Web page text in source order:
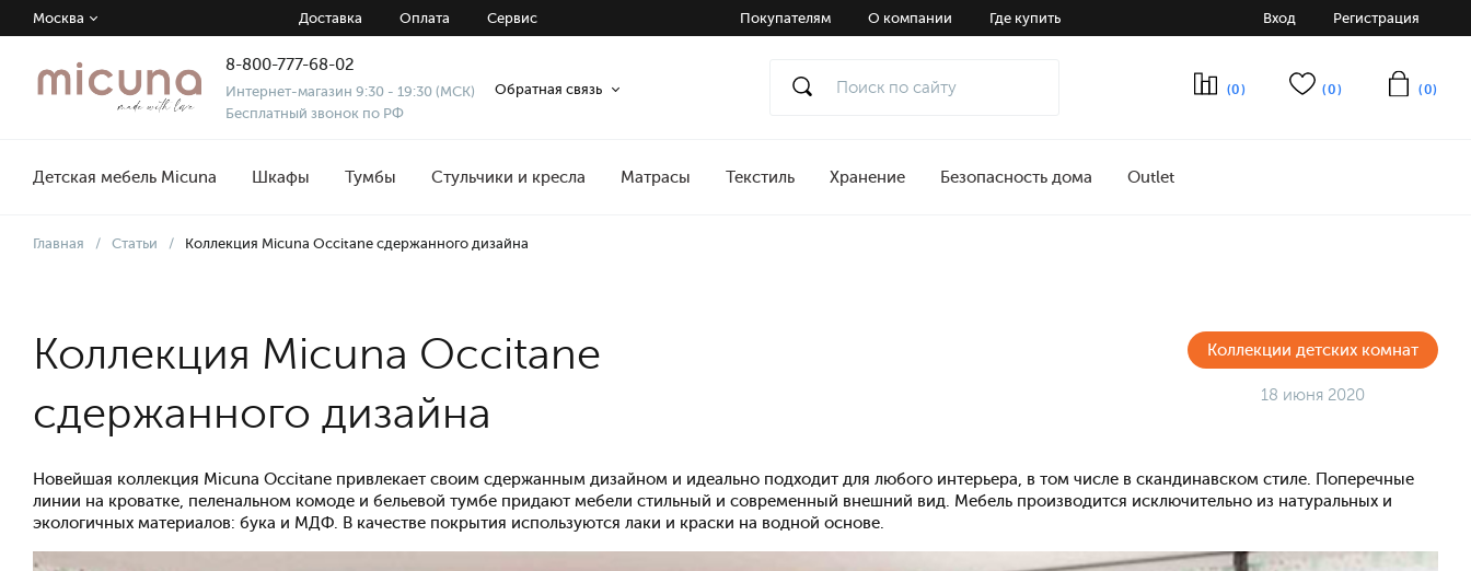
Москва Доставка Оплата Сервис Покупателям О компании Где купить Вход Регистрация
8-800-777-68-02
Интернет-магазин 9:30 - 19:30 (МСК)
Бесплатный звонок по РФ
Обратная связь (0) (0) (0)
Детская мебель Micuna Шкафы Тумбы Стульчики и кресла Матрасы Текстиль Хранение Безопасность дома Outlet
Главная / Статьи / Коллекция Micuna Occitane сдержанного дизайна
Коллекции детских комнат
18 июня 2020
Коллекция Micuna Occitane
сдержанного дизайна
Новейшая коллекция Micuna Occitane привлекает своим сдержанным дизайном и идеально подходит для любого интерьера, в том числе в скандинавском стиле. Поперечные
линии на кроватке, пеленальном комоде и бельевой тумбе придают мебели стильный и современный внешний вид. Мебель производится исключительно из натуральных и
экологичных материалов: бука и МДФ. В качестве покрытия используются лаки и краски на водной основе.